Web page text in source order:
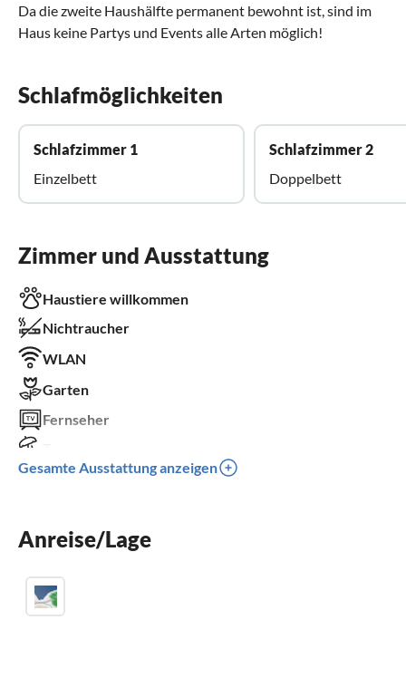
Da die zweite Haushälfte permanent bewohnt ist, sind im
Haus keine Partys und Events alle Arten möglich!
Schlafmöglichkeiten
Schlafzimmer 1
Einzelbett
Schlafzimmer 2
Doppelbett
Zimmer und Ausstattung
Haustiere willkommen
Nichtraucher
WLAN
Garten
Fernseher
Spülmaschine
Kamin
Gesamte Ausstattung anzeigen
Anreise/Lage